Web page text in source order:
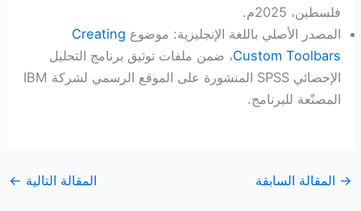
فلسطين، 2025م.
المصدر الأصلي باللغة الإنجليزية: موضوع Creating
Custom Toolbars، ضمن ملفات توثيق برنامج التحليل
الإحصائي SPSS المنشورة على الموقع الرسمي لشركة IBM
المصنّعة للبرنامج.
→ المقالة السابقة المقالة التالية ←